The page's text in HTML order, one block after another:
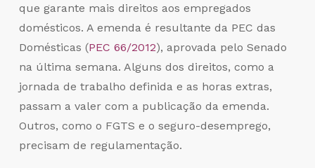
que garante mais direitos aos empregados
domésticos. A emenda é resultante da PEC das
Domésticas (PEC 66/2012), aprovada pelo Senado
na última semana. Alguns dos direitos, como a
jornada de trabalho definida e as horas extras,
passam a valer com a publicação da emenda.
Outros, como o FGTS e o seguro-desemprego,
precisam de regulamentação.